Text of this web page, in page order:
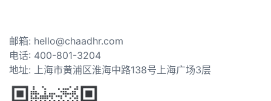
邮箱: hello@chaadhr.com
电话: 400-801-3204
地址: 上海市黄浦区淮海中路138号上海广场3层